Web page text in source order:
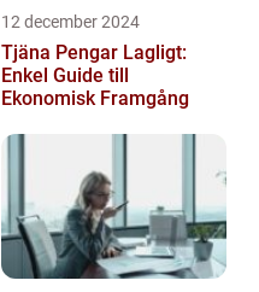
12 december 2024
Tjäna Pengar Lagligt:
Enkel Guide till
Ekonomisk Framgång